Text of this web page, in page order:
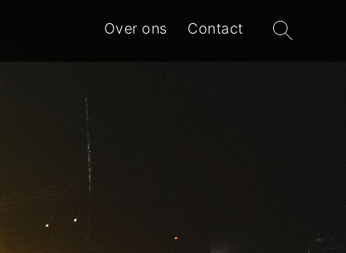
Over ons Contact
Zoeken
naar: